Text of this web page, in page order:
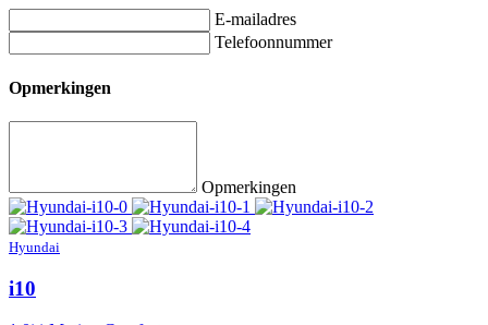
E-mailadres
Telefoonnummer
Opmerkingen
Opmerkingen
Hyundai
i10